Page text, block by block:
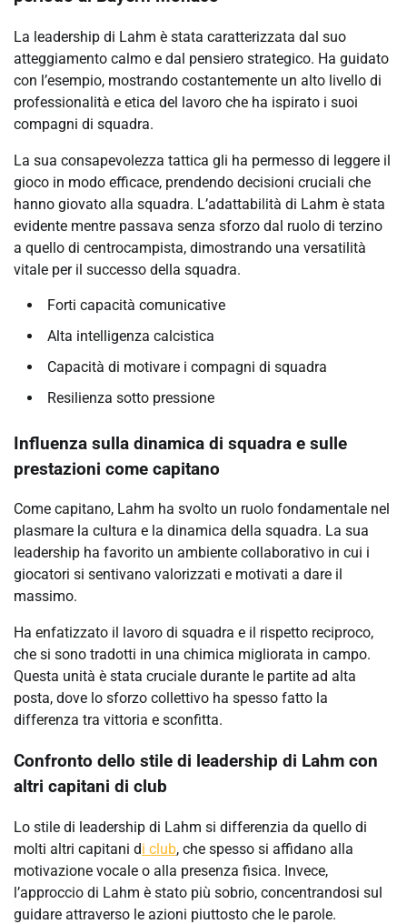
La leadership di Lahm è stata caratterizzata dal suo
atteggiamento calmo e dal pensiero strategico. Ha guidato
con l’esempio, mostrando costantemente un alto livello di
professionalità e etica del lavoro che ha ispirato i suoi
compagni di squadra.
La sua consapevolezza tattica gli ha permesso di leggere il
gioco in modo efficace, prendendo decisioni cruciali che
hanno giovato alla squadra. L’adattabilità di Lahm è stata
evidente mentre passava senza sforzo dal ruolo di terzino
a quello di centrocampista, dimostrando una versatilità
vitale per il successo della squadra.
Forti capacità comunicative
Alta intelligenza calcistica
Capacità di motivare i compagni di squadra
Resilienza sotto pressione
Influenza sulla dinamica di squadra e sulle
prestazioni come capitano
Come capitano, Lahm ha svolto un ruolo fondamentale nel
plasmare la cultura e la dinamica della squadra. La sua
leadership ha favorito un ambiente collaborativo in cui i
giocatori si sentivano valorizzati e motivati a dare il
massimo.
Ha enfatizzato il lavoro di squadra e il rispetto reciproco,
che si sono tradotti in una chimica migliorata in campo.
Questa unità è stata cruciale durante le partite ad alta
posta, dove lo sforzo collettivo ha spesso fatto la
differenza tra vittoria e sconfitta.
Confronto dello stile di leadership di Lahm con
altri capitani di club
Lo stile di leadership di Lahm si differenzia da quello di
molti altri capitani di club, che spesso si affidano alla
motivazione vocale o alla presenza fisica. Invece,
l’approccio di Lahm è stato più sobrio, concentrandosi sul
guidare attraverso le azioni piuttosto che le parole.